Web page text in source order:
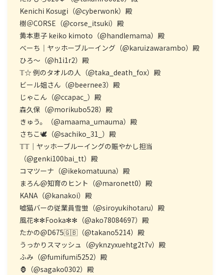
Kenichi Kosugi（@cyberwonk）殿
樹＠CORSE（@corse_itsuki）殿
黄本恵子 keiko kimoto（@handlemama）殿
べーち｜ヤッホーブルーイング（@karuizawarambo）殿
ひろ〜（@h1i1r2）殿
𝕋☆ 例のタオルの人（@taka_death_fox）殿
ビール姐さん（@beernee3）殿
じゃこん（@ccapac_）殿
森久保（@morikubo528）殿
きゅう。（@amaama_umauma）殿
さちこ🕊️（@sachiko_31_）殿
𝕋𝕋｜ヤッホーブルーイングの賑やかし担当
（@genki100bai_tt）殿
コマツーナ（@ikekomatuuna）殿
まろん@知育のヒント（@maronett0）殿
KANA（@kanakoi）殿
嘘猫バーの従業員雪蛍（@siroyukihotaru）殿
風花✻✻Fooka✻✻（@ako78084697）殿
たかの@D675🇬🇧（@takano5214）殿
うっかりスマッシュ（@yknzyxuehtg2t7v）殿
ふみ（@fumifumi5252）殿
🦍（@sagako0302）殿